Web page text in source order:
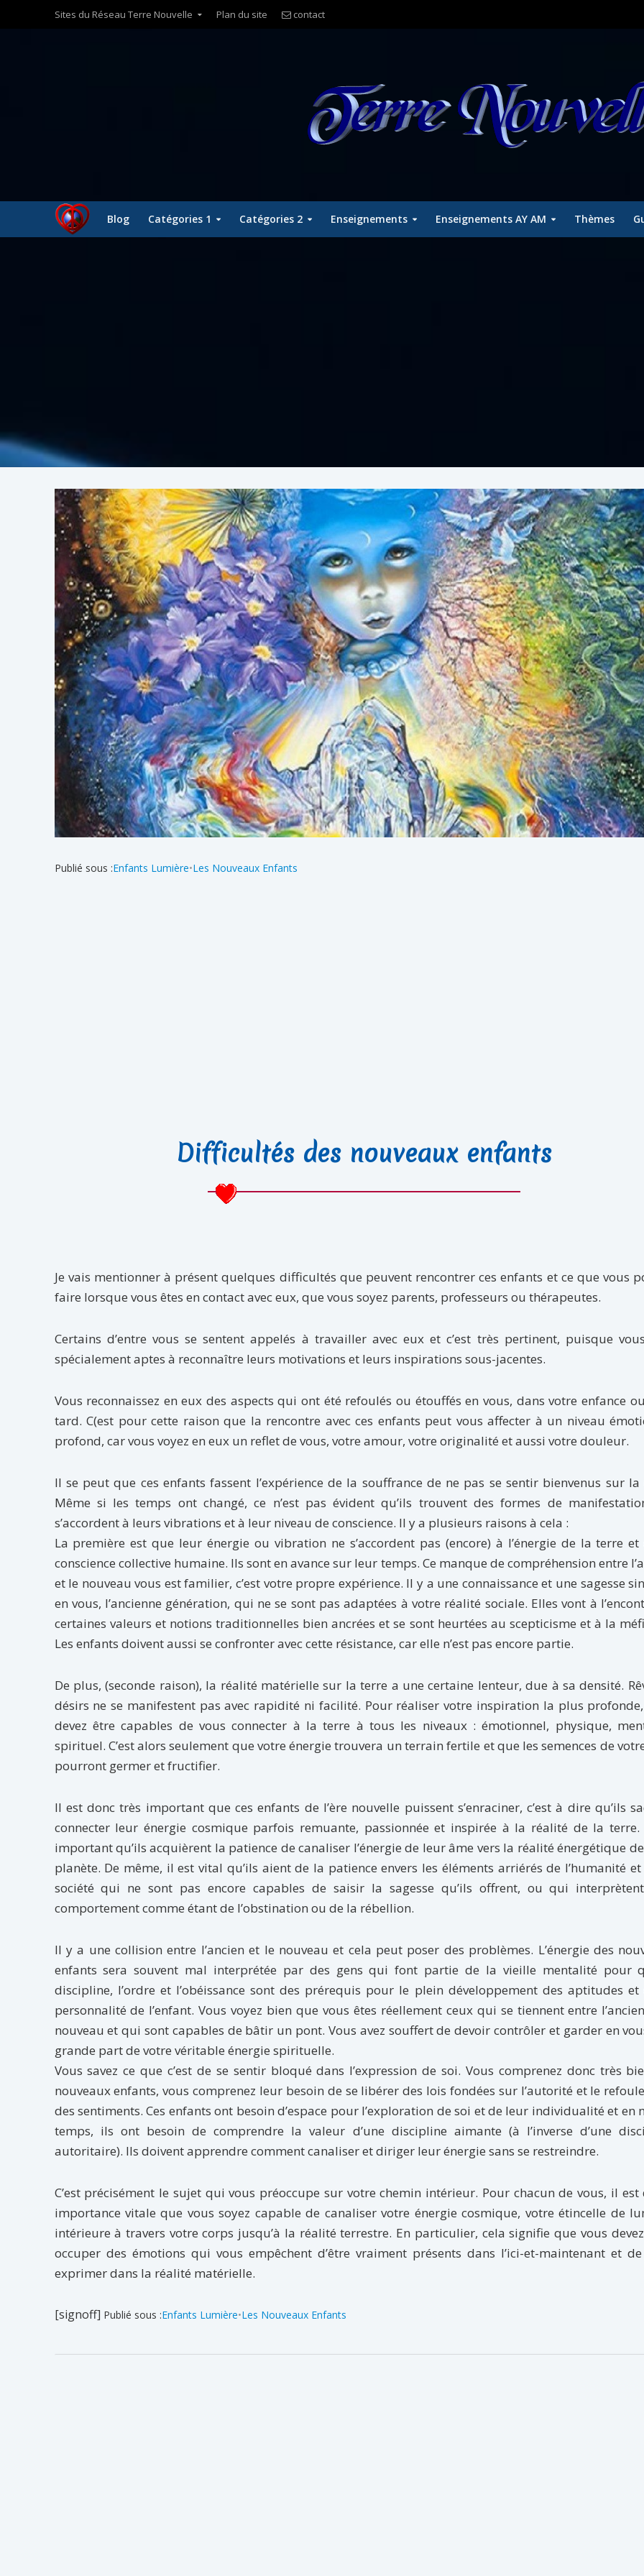
Sites du Réseau Terre Nouvelle Plan du site contact
Blog Catégories 1 Catégories 2 Enseignements Enseignements AY AM Thèmes
Publié sous :Enfants Lumière•Les Nouveaux Enfants
Difficultés des nouveaux enfants
Je vais mentionner à présent quelques difficultés que peuvent rencontrer ces enfants et ce que vous
faire lorsque vous êtes en contact avec eux, que vous soyez parents, professeurs ou thérapeutes.
Certains d’entre vous se sentent appelés à travailler avec eux et c’est très pertinent, puisque
spécialement aptes à reconnaître leurs motivations et leurs inspirations sous-jacentes.
Vous reconnaissez en eux des aspects qui ont été refoulés ou étouffés en vous, dans votre enfance
tard. C(est pour cette raison que la rencontre avec ces enfants peut vous affecter à un niveau
profond, car vous voyez en eux un reflet de vous, votre amour, votre originalité et aussi votre douleur.
Il se peut que ces enfants fassent l’expérience de la souffrance de ne pas se sentir bienvenus sur la
Même si les temps ont changé, ce n’est pas évident qu’ils trouvent des formes de
s’accordent à leurs vibrations et à leur niveau de conscience. Il y a plusieurs raisons à cela :
La première est que leur énergie ou vibration ne s’accordent pas (encore) à l’énergie de la terre et
conscience collective humaine. Ils sont en avance sur leur temps. Ce manque de compréhension entre
et le nouveau vous est familier, c’est votre propre expérience. Il y a une connaissance et une sagesse
en vous, l’ancienne génération, qui ne se sont pas adaptées à votre réalité sociale. Elles vont à
certaines valeurs et notions traditionnelles bien ancrées et se sont heurtées au scepticisme et à la
Les enfants doivent aussi se confronter avec cette résistance, car elle n’est pas encore partie.
De plus, (seconde raison), la réalité matérielle sur la terre a une certaine lenteur, due à sa densité.
désirs ne se manifestent pas avec rapidité ni facilité. Pour réaliser votre inspiration la plus
devez être capables de vous connecter à la terre à tous les niveaux : émotionnel, physique,
spirituel. C’est alors seulement que votre énergie trouvera un terrain fertile et que les semences de
pourront germer et fructifier.
Il est donc très important que ces enfants de l’ère nouvelle puissent s’enraciner, c’est à dire qu’ils
connecter leur énergie cosmique parfois remuante, passionnée et inspirée à la réalité de la
important qu’ils acquièrent la patience de canaliser l’énergie de leur âme vers la réalité énergétique
planète. De même, il est vital qu’ils aient de la patience envers les éléments arriérés de l’humanité
société qui ne sont pas encore capables de saisir la sagesse qu’ils offrent, ou qui
comportement comme étant de l’obstination ou de la rébellion.
Il y a une collision entre l’ancien et le nouveau et cela peut poser des problèmes. L’énergie des
enfants sera souvent mal interprétée par des gens qui font partie de la vieille mentalité pour
discipline, l’ordre et l’obéissance sont des prérequis pour le plein développement des aptitudes et
personnalité de l’enfant. Vous voyez bien que vous êtes réellement ceux qui se tiennent entre
nouveau et qui sont capables de bâtir un pont. Vous avez souffert de devoir contrôler et garder en
grande part de votre véritable énergie spirituelle.
Vous savez ce que c’est de se sentir bloqué dans l’expression de soi. Vous comprenez donc très
nouveaux enfants, vous comprenez leur besoin de se libérer des lois fondées sur l’autorité et le
des sentiments. Ces enfants ont besoin d’espace pour l’exploration de soi et de leur individualité et en
temps, ils ont besoin de comprendre la valeur d’une discipline aimante (à l’inverse d’une
autoritaire). Ils doivent apprendre comment canaliser et diriger leur énergie sans se restreindre.
C’est précisément le sujet qui vous préoccupe sur votre chemin intérieur. Pour chacun de vous, il est
importance vitale que vous soyez capable de canaliser votre énergie cosmique, votre étincelle de
intérieure à travers votre corps jusqu’à la réalité terrestre. En particulier, cela signifie que vous
occuper des émotions qui vous empêchent d’être vraiment présents dans l’ici-et-maintenant et
exprimer dans la réalité matérielle.
[signoff] Publié sous :Enfants Lumière•Les Nouveaux Enfants